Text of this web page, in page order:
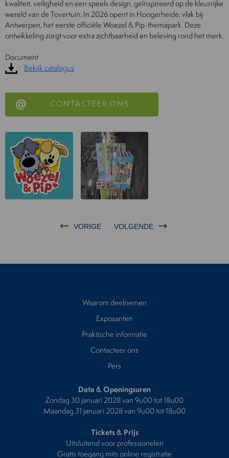
kwaliteit, veiligheid en een speels design, geïnspireerd op de kleurrijke
wereld van de Tovertuin. In 2026 opent in Hoogerheide, vlak bij
Antwerpen, het eerste officiële Woezel & Pip-themapark. Deze
ontwikkeling zorgt voor extra zichtbaarheid en beleving rond het merk.
Document
Bekijk catalogus
CONTACTEER ONS
VORIGE VOLGENDE
Waarom deelnemen
Exposanten
Praktische informatie
Contacteer ons
Pers
Data & Openingsuren
Zondag 30 januari 2028 van 9u00 tot 18u00
Maandag 31 januari 2028 van 9u00 tot 18u00
Tickets & Prijs
Uitsluitend voor professionelen
Gratis toegang mits online registratie